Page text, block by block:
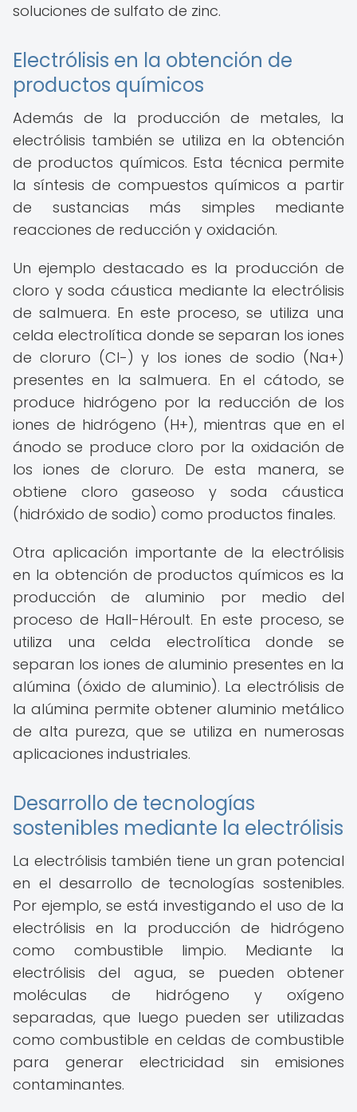
soluciones de sulfato de zinc.
Electrólisis en la obtención de
productos químicos
Además de la producción de metales, la
electrólisis también se utiliza en la obtención
de productos químicos. Esta técnica permite
la síntesis de compuestos químicos a partir
de sustancias más simples mediante
reacciones de reducción y oxidación.
Un ejemplo destacado es la producción de
cloro y soda cáustica mediante la electrólisis
de salmuera. En este proceso, se utiliza una
celda electrolítica donde se separan los iones
de cloruro (Cl-) y los iones de sodio (Na+)
presentes en la salmuera. En el cátodo, se
produce hidrógeno por la reducción de los
iones de hidrógeno (H+), mientras que en el
ánodo se produce cloro por la oxidación de
los iones de cloruro. De esta manera, se
obtiene cloro gaseoso y soda cáustica
(hidróxido de sodio) como productos finales.
Otra aplicación importante de la electrólisis
en la obtención de productos químicos es la
producción de aluminio por medio del
proceso de Hall-Héroult. En este proceso, se
utiliza una celda electrolítica donde se
separan los iones de aluminio presentes en la
alúmina (óxido de aluminio). La electrólisis de
la alúmina permite obtener aluminio metálico
de alta pureza, que se utiliza en numerosas
aplicaciones industriales.
Desarrollo de tecnologías
sostenibles mediante la electrólisis
La electrólisis también tiene un gran potencial
en el desarrollo de tecnologías sostenibles.
Por ejemplo, se está investigando el uso de la
electrólisis en la producción de hidrógeno
como combustible limpio. Mediante la
electrólisis del agua, se pueden obtener
moléculas de hidrógeno y oxígeno
separadas, que luego pueden ser utilizadas
como combustible en celdas de combustible
para generar electricidad sin emisiones
contaminantes.